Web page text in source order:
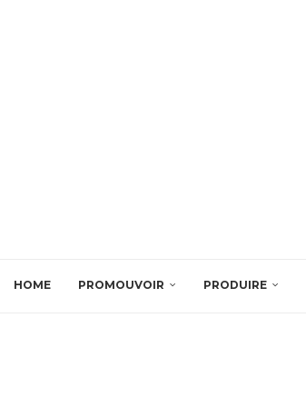
HOME PROMOUVOIR PRODUIRE